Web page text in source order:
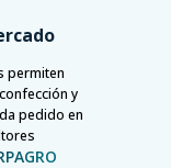
permiten
y
pedido en